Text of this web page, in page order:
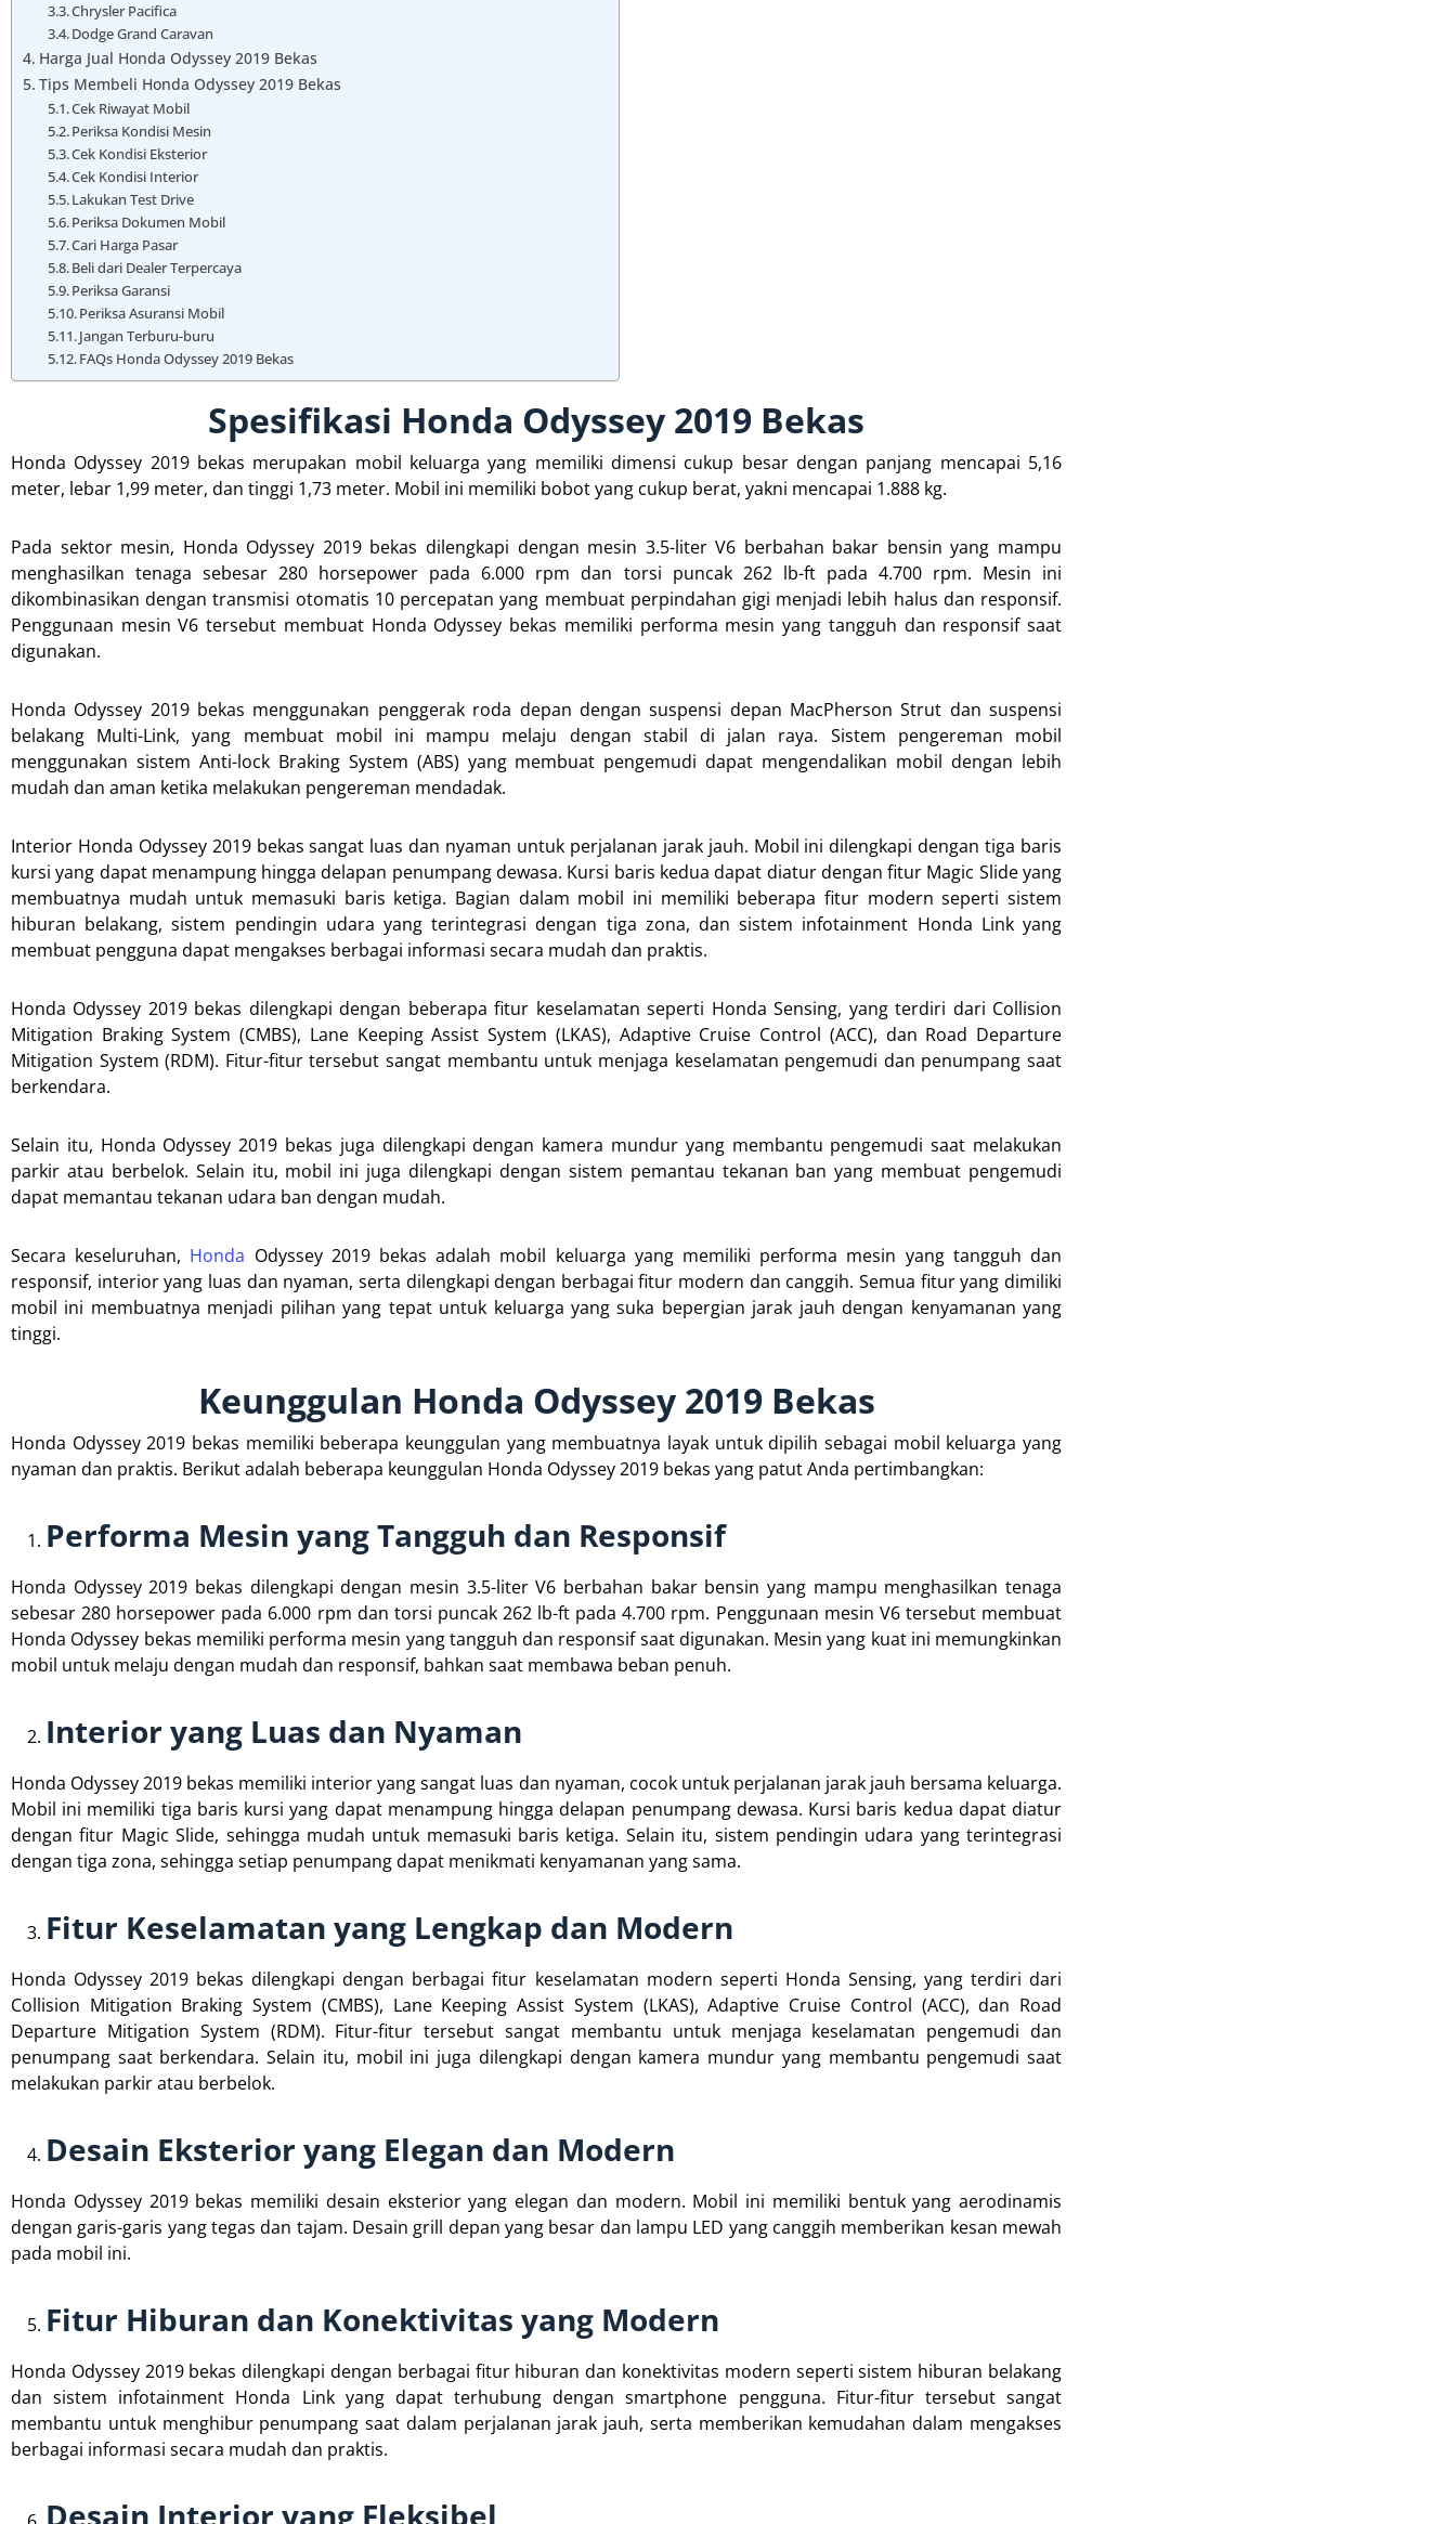
Chrysler Pacifica
Dodge Grand Caravan
Harga Jual Honda Odyssey 2019 Bekas
Tips Membeli Honda Odyssey 2019 Bekas
Cek Riwayat Mobil
Periksa Kondisi Mesin
Cek Kondisi Eksterior
Cek Kondisi Interior
Lakukan Test Drive
Periksa Dokumen Mobil
Cari Harga Pasar
Beli dari Dealer Terpercaya
Periksa Garansi
Periksa Asuransi Mobil
Jangan Terburu-buru
FAQs Honda Odyssey 2019 Bekas
Spesifikasi Honda Odyssey 2019 Bekas
Honda Odyssey 2019 bekas merupakan mobil keluarga yang memiliki dimensi cukup besar dengan panjang mencapai 5,16
meter, lebar 1,99 meter, dan tinggi 1,73 meter. Mobil ini memiliki bobot yang cukup berat, yakni mencapai 1.888 kg.
Pada sektor mesin, Honda Odyssey 2019 bekas dilengkapi dengan mesin 3.5-liter V6 berbahan bakar bensin yang mampu
menghasilkan tenaga sebesar 280 horsepower pada 6.000 rpm dan torsi puncak 262 lb-ft pada 4.700 rpm. Mesin ini
dikombinasikan dengan transmisi otomatis 10 percepatan yang membuat perpindahan gigi menjadi lebih halus dan responsif.
Penggunaan mesin V6 tersebut membuat Honda Odyssey bekas memiliki performa mesin yang tangguh dan responsif saat
digunakan.
Honda Odyssey 2019 bekas menggunakan penggerak roda depan dengan suspensi depan MacPherson Strut dan suspensi
belakang Multi-Link, yang membuat mobil ini mampu melaju dengan stabil di jalan raya. Sistem pengereman mobil
menggunakan sistem Anti-lock Braking System (ABS) yang membuat pengemudi dapat mengendalikan mobil dengan lebih
mudah dan aman ketika melakukan pengereman mendadak.
Interior Honda Odyssey 2019 bekas sangat luas dan nyaman untuk perjalanan jarak jauh. Mobil ini dilengkapi dengan tiga baris
kursi yang dapat menampung hingga delapan penumpang dewasa. Kursi baris kedua dapat diatur dengan fitur Magic Slide yang
membuatnya mudah untuk memasuki baris ketiga. Bagian dalam mobil ini memiliki beberapa fitur modern seperti sistem
hiburan belakang, sistem pendingin udara yang terintegrasi dengan tiga zona, dan sistem infotainment Honda Link yang
membuat pengguna dapat mengakses berbagai informasi secara mudah dan praktis.
Honda Odyssey 2019 bekas dilengkapi dengan beberapa fitur keselamatan seperti Honda Sensing, yang terdiri dari Collision
Mitigation Braking System (CMBS), Lane Keeping Assist System (LKAS), Adaptive Cruise Control (ACC), dan Road Departure
Mitigation System (RDM). Fitur-fitur tersebut sangat membantu untuk menjaga keselamatan pengemudi dan penumpang saat
berkendara.
Selain itu, Honda Odyssey 2019 bekas juga dilengkapi dengan kamera mundur yang membantu pengemudi saat melakukan
parkir atau berbelok. Selain itu, mobil ini juga dilengkapi dengan sistem pemantau tekanan ban yang membuat pengemudi
dapat memantau tekanan udara ban dengan mudah.
Secara keseluruhan, Honda Odyssey 2019 bekas adalah mobil keluarga yang memiliki performa mesin yang tangguh dan
responsif, interior yang luas dan nyaman, serta dilengkapi dengan berbagai fitur modern dan canggih. Semua fitur yang dimiliki
mobil ini membuatnya menjadi pilihan yang tepat untuk keluarga yang suka bepergian jarak jauh dengan kenyamanan yang
tinggi.
Keunggulan Honda Odyssey 2019 Bekas
Honda Odyssey 2019 bekas memiliki beberapa keunggulan yang membuatnya layak untuk dipilih sebagai mobil keluarga yang
nyaman dan praktis. Berikut adalah beberapa keunggulan Honda Odyssey 2019 bekas yang patut Anda pertimbangkan:
Performa Mesin yang Tangguh dan Responsif
Honda Odyssey 2019 bekas dilengkapi dengan mesin 3.5-liter V6 berbahan bakar bensin yang mampu menghasilkan tenaga
sebesar 280 horsepower pada 6.000 rpm dan torsi puncak 262 lb-ft pada 4.700 rpm. Penggunaan mesin V6 tersebut membuat
Honda Odyssey bekas memiliki performa mesin yang tangguh dan responsif saat digunakan. Mesin yang kuat ini memungkinkan
mobil untuk melaju dengan mudah dan responsif, bahkan saat membawa beban penuh.
Interior yang Luas dan Nyaman
Honda Odyssey 2019 bekas memiliki interior yang sangat luas dan nyaman, cocok untuk perjalanan jarak jauh bersama keluarga.
Mobil ini memiliki tiga baris kursi yang dapat menampung hingga delapan penumpang dewasa. Kursi baris kedua dapat diatur
dengan fitur Magic Slide, sehingga mudah untuk memasuki baris ketiga. Selain itu, sistem pendingin udara yang terintegrasi
dengan tiga zona, sehingga setiap penumpang dapat menikmati kenyamanan yang sama.
Fitur Keselamatan yang Lengkap dan Modern
Honda Odyssey 2019 bekas dilengkapi dengan berbagai fitur keselamatan modern seperti Honda Sensing, yang terdiri dari
Collision Mitigation Braking System (CMBS), Lane Keeping Assist System (LKAS), Adaptive Cruise Control (ACC), dan Road
Departure Mitigation System (RDM). Fitur-fitur tersebut sangat membantu untuk menjaga keselamatan pengemudi dan
penumpang saat berkendara. Selain itu, mobil ini juga dilengkapi dengan kamera mundur yang membantu pengemudi saat
melakukan parkir atau berbelok.
Desain Eksterior yang Elegan dan Modern
Honda Odyssey 2019 bekas memiliki desain eksterior yang elegan dan modern. Mobil ini memiliki bentuk yang aerodinamis
dengan garis-garis yang tegas dan tajam. Desain grill depan yang besar dan lampu LED yang canggih memberikan kesan mewah
pada mobil ini.
Fitur Hiburan dan Konektivitas yang Modern
Honda Odyssey 2019 bekas dilengkapi dengan berbagai fitur hiburan dan konektivitas modern seperti sistem hiburan belakang
dan sistem infotainment Honda Link yang dapat terhubung dengan smartphone pengguna. Fitur-fitur tersebut sangat
membantu untuk menghibur penumpang saat dalam perjalanan jarak jauh, serta memberikan kemudahan dalam mengakses
berbagai informasi secara mudah dan praktis.
Desain Interior yang Fleksibel